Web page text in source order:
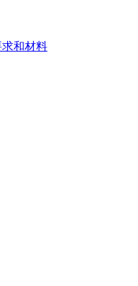
和材料